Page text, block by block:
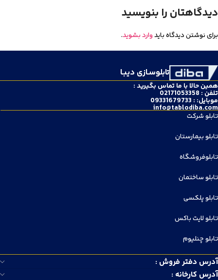
دیدگاهتان را بنویسید
برای نوشتن دیدگاه بایدوارد بشوید.
تابلوسـازی دیبـا
همین حالا با ما تماس بگیرید :
تلفن : 02171053358
موبایل: : 09331679733
info@tablodiba.com
تابلو شرکت
تابلو بیمارستان
تابلوفروشگاه
تابلو ساختمان
تابلو پلکسی
تابلو لایت باکس
تابلو چنلیوم
آدرس دفتر فروش :
آدرس کارخانه :